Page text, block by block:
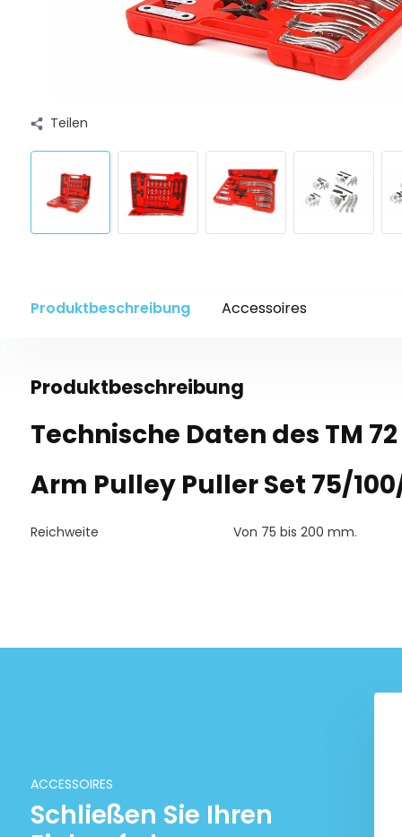
Teilen
Produktbeschreibung Accessoires
Produktbeschreibung
Technische Daten des TM
Arm Pulley Puller Set 75/
Reichweite Von 75 bis 200 mm.
ACCESSOIRES
Schließen Sie Ihren